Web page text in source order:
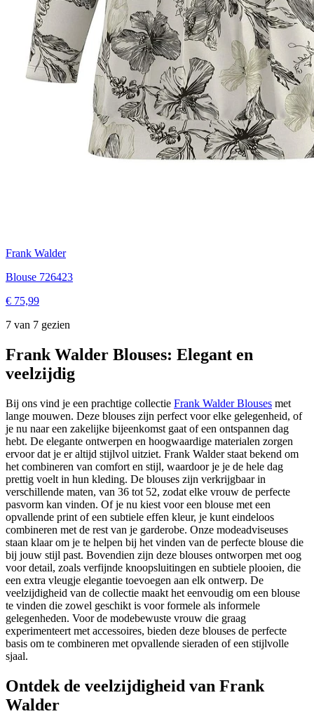
Frank Walder
Blouse 726423
€ 75,99
7 van 7 gezien
Frank Walder Blouses: Elegant en
veelzijdig
Bij ons vind je een prachtige collectie Frank Walder Blouses met
lange mouwen. Deze blouses zijn perfect voor elke gelegenheid, of
je nu naar een zakelijke bijeenkomst gaat of een ontspannen dag
hebt. De elegante ontwerpen en hoogwaardige materialen zorgen
ervoor dat je er altijd stijlvol uitziet. Frank Walder staat bekend om
het combineren van comfort en stijl, waardoor je je de hele dag
prettig voelt in hun kleding. De blouses zijn verkrijgbaar in
verschillende maten, van 36 tot 52, zodat elke vrouw de perfecte
pasvorm kan vinden. Of je nu kiest voor een blouse met een
opvallende print of een subtiele effen kleur, je kunt eindeloos
combineren met de rest van je garderobe. Onze modeadviseuses
staan klaar om je te helpen bij het vinden van de perfecte blouse die
bij jouw stijl past. Bovendien zijn deze blouses ontworpen met oog
voor detail, zoals verfijnde knoopsluitingen en subtiele plooien, die
een extra vleugje elegantie toevoegen aan elk ontwerp. De
veelzijdigheid van de collectie maakt het eenvoudig om een blouse
te vinden die zowel geschikt is voor formele als informele
gelegenheden. Voor de modebewuste vrouw die graag
experimenteert met accessoires, bieden deze blouses de perfecte
basis om te combineren met opvallende sieraden of een stijlvolle
sjaal.
Ontdek de veelzijdigheid van Frank
Walder